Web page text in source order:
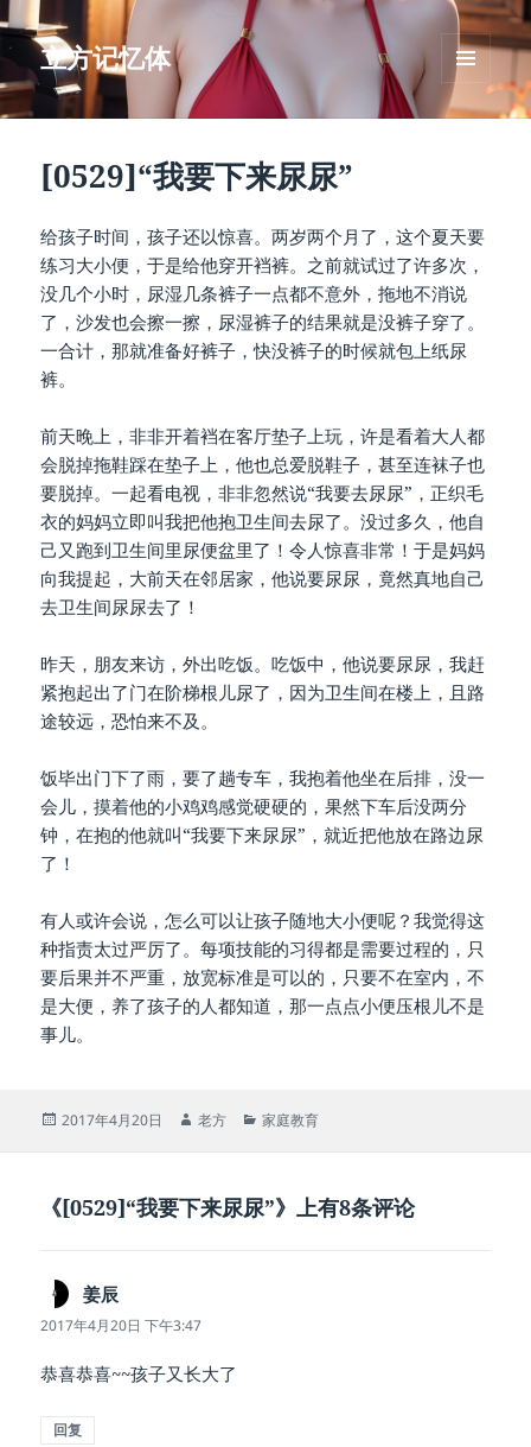
立方记忆体
菜单和
挂件
[0529]“我要下来尿尿”
给孩子时间，孩子还以惊喜。两岁两个月了，这个夏天要
练习大小便，于是给他穿开裆裤。之前就试过了许多次，
没几个小时，尿湿几条裤子一点都不意外，拖地不消说
了，沙发也会擦一擦，尿湿裤子的结果就是没裤子穿了。
一合计，那就准备好裤子，快没裤子的时候就包上纸尿
裤。
前天晚上，非非开着裆在客厅垫子上玩，许是看着大人都
会脱掉拖鞋踩在垫子上，他也总爱脱鞋子，甚至连袜子也
要脱掉。一起看电视，非非忽然说“我要去尿尿”，正织毛
衣的妈妈立即叫我把他抱卫生间去尿了。没过多久，他自
己又跑到卫生间里尿便盆里了！令人惊喜非常！于是妈妈
向我提起，大前天在邻居家，他说要尿尿，竟然真地自己
去卫生间尿尿去了！
昨天，朋友来访，外出吃饭。吃饭中，他说要尿尿，我赶
紧抱起出了门在阶梯根儿尿了，因为卫生间在楼上，且路
途较远，恐怕来不及。
饭毕出门下了雨，要了趟专车，我抱着他坐在后排，没一
会儿，摸着他的小鸡鸡感觉硬硬的，果然下车后没两分
钟，在抱的他就叫“我要下来尿尿”，就近把他放在路边尿
了！
有人或许会说，怎么可以让孩子随地大小便呢？我觉得这
种指责太过严厉了。每项技能的习得都是需要过程的，只
要后果并不严重，放宽标准是可以的，只要不在室内，不
是大便，养了孩子的人都知道，那一点点小便压根儿不是
事儿。
发
2017年4月20日
作
老方
分
家庭教育
《[0529]“我要下来尿尿”》上有8条评论
姜辰
道：
2017年4月20日 下午3:47
恭喜恭喜~~孩子又长大了
回复